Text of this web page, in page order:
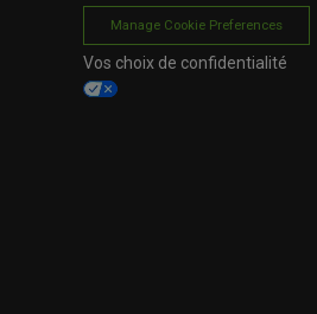
Manage Cookie Preferences
Vos choix de confidentialité